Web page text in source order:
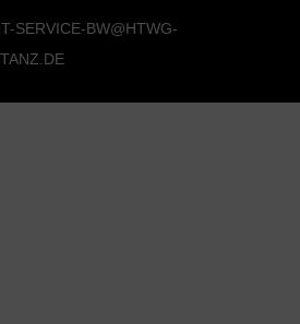
SERVICE-BW@HTWG-